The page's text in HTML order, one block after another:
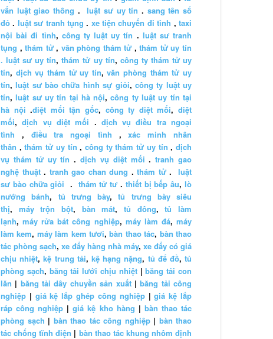
vấn luật giao thông .luật sư uy tín . sang tên sổ
đỏ . luật sư tranh tụng . xe tiện chuyến đi tỉnh ,taxi
nội bài đi tỉnh, công ty luật uy tín . luật sư tranh
tụng ,thám tử, văn phòng thám tử ,thám tử uy tín
. luật sư uy tín,thám tử uy tín, công ty thám tử uy
tín, dịch vụ thám tử uy tín,văn phòng thám tử uy
tín,luật sư bào chữa hình sự giỏi, công ty luật uy
tín,luật sư uy tín tại hà nội,công ty luật uy tín tại
hà nội.diệt mối tận gốc, công ty diệt mối,diệt
mối,dịch vụ diệt mối . dịch vụ điều tra ngoại
tình , điều tra ngoại tình ,xác minh nhân
thân ,thám tử uy tín ,công ty thám tử uy tín ,dịch
vụ thám tử uy tín .dịch vụ diệt mối .tranh gao
nghệ thuật. tranh gao chan dung . thám tử. luật
sư bào chữa giỏi . thám tử tư . thiết bị bếp âu,lò
nướng bánh, tủ trưng bày,tủ trưng bày siêu
thị, máy trộn bột, bàn mát,tủ đông,tủ làm
lạnh,máy rửa bát công nghiệp, máy làm đá,máy
làm kem, máy làm kem tươi,bàn thao tác, bàn thao
tác phòng sạch, xe đẩy hàng nhà máy, xe đẩy có giá
chịu nhiệt,kệ trung tải, kệ hạng nặng, tủ để đồ,tủ
phòng sạch, băng tải lưới chịu nhiệt|băng tải con
lăn | băng tải dây chuyền sản xuất|băng tải công
nghiệp | giá kệ lắp ghép công nghiệp|giá kệ lắp
ráp công nghiệp |giá kệ kho hàng | bàn thao tác
phòng sạch | bàn thao tác công nghiệp| bàn thao
tác chống tĩnh điện | bàn thao tác khung nhôm định